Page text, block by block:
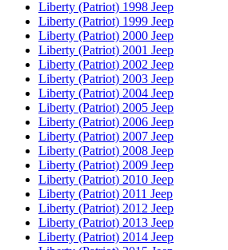
Liberty (Patriot) 1998 Jeep
Liberty (Patriot) 1999 Jeep
Liberty (Patriot) 2000 Jeep
Liberty (Patriot) 2001 Jeep
Liberty (Patriot) 2002 Jeep
Liberty (Patriot) 2003 Jeep
Liberty (Patriot) 2004 Jeep
Liberty (Patriot) 2005 Jeep
Liberty (Patriot) 2006 Jeep
Liberty (Patriot) 2007 Jeep
Liberty (Patriot) 2008 Jeep
Liberty (Patriot) 2009 Jeep
Liberty (Patriot) 2010 Jeep
Liberty (Patriot) 2011 Jeep
Liberty (Patriot) 2012 Jeep
Liberty (Patriot) 2013 Jeep
Liberty (Patriot) 2014 Jeep